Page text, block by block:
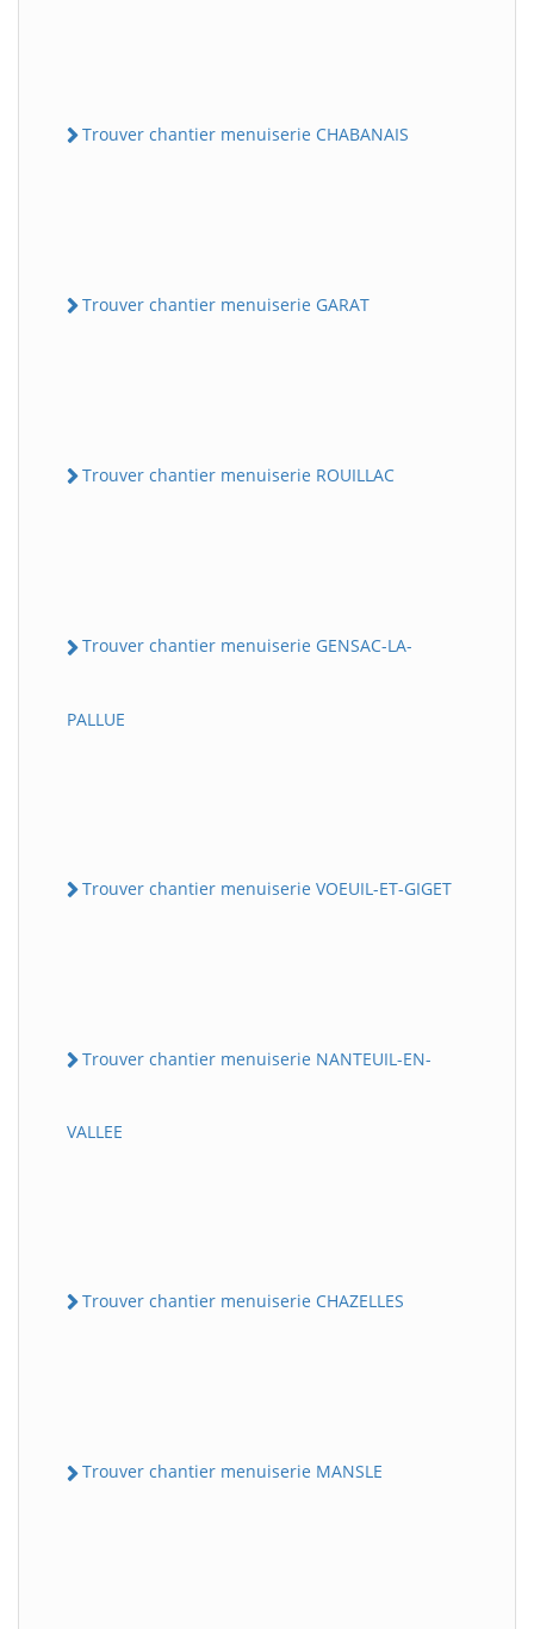
Trouver chantier menuiserie CHABANAIS
Trouver chantier menuiserie GARAT
Trouver chantier menuiserie ROUILLAC
Trouver chantier menuiserie GENSAC-LA-
PALLUE
Trouver chantier menuiserie VOEUIL-ET-GIGET
Trouver chantier menuiserie NANTEUIL-EN-
VALLEE
Trouver chantier menuiserie CHAZELLES
Trouver chantier menuiserie MANSLE